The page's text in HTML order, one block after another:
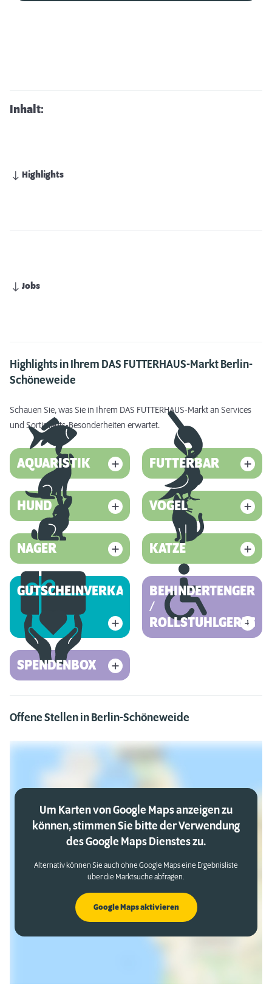
Inhalt:
Highlights
Jobs
Highlights in Ihrem DAS FUTTERHAUS-Markt Berlin-
Schöneweide
Schauen Sie, was Sie in Ihrem DAS FUTTERHAUS-Markt an Services
und Sortiments-Besonderheiten erwartet.
AQUARISTIK FUTTERBAR
HUND VOGEL
NAGER KATZE
GUTSCHEINVERKAUF
/
ROLLSTUHLGERECHT
SPENDENBOX
Offene Stellen in Berlin-Schöneweide
Um Karten von Google Maps anzeigen zu
können, stimmen Sie bitte der Verwendung
des Google Maps Dienstes zu.
Alternativ können Sie auch ohne Google Maps eine Ergebnisliste
über die Marktsuche abfragen.
Google Maps aktivieren